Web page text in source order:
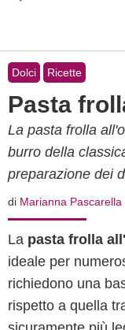
Dolci Ricette
Pasta
La pasta frolla
burro della
preparazione dei
di Marianna Pascarella
La pasta frolla
ideale per
richiedono una
rispetto a quella